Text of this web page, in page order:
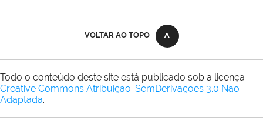
VOLTAR AO TOPO
Todo o conteúdo deste site está publicado sob a licença
Creative Commons Atribuição-SemDerivações 3.0 Não
Adaptada.